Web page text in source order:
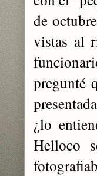
de
vistas al
pregunté
¿lo
Helloco